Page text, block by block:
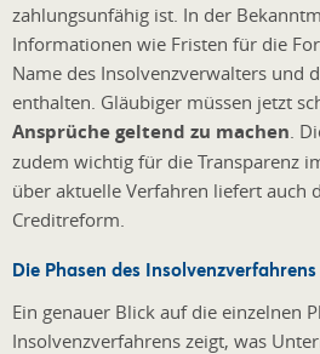
zahlungsunfähig ist. In der
Informationen wie Fristen für die
Name des Insolvenzverwalters und
enthalten. Gläubiger müssen jetzt
Ansprüche geltend zu machen .
zudem wichtig für die Transparenz
über aktuelle Verfahren liefert auch
Creditreform.
Die Phasen des Insolvenzverfahrens
Ein genauer Blick auf die einzelnen
Insolvenzverfahrens zeigt, was